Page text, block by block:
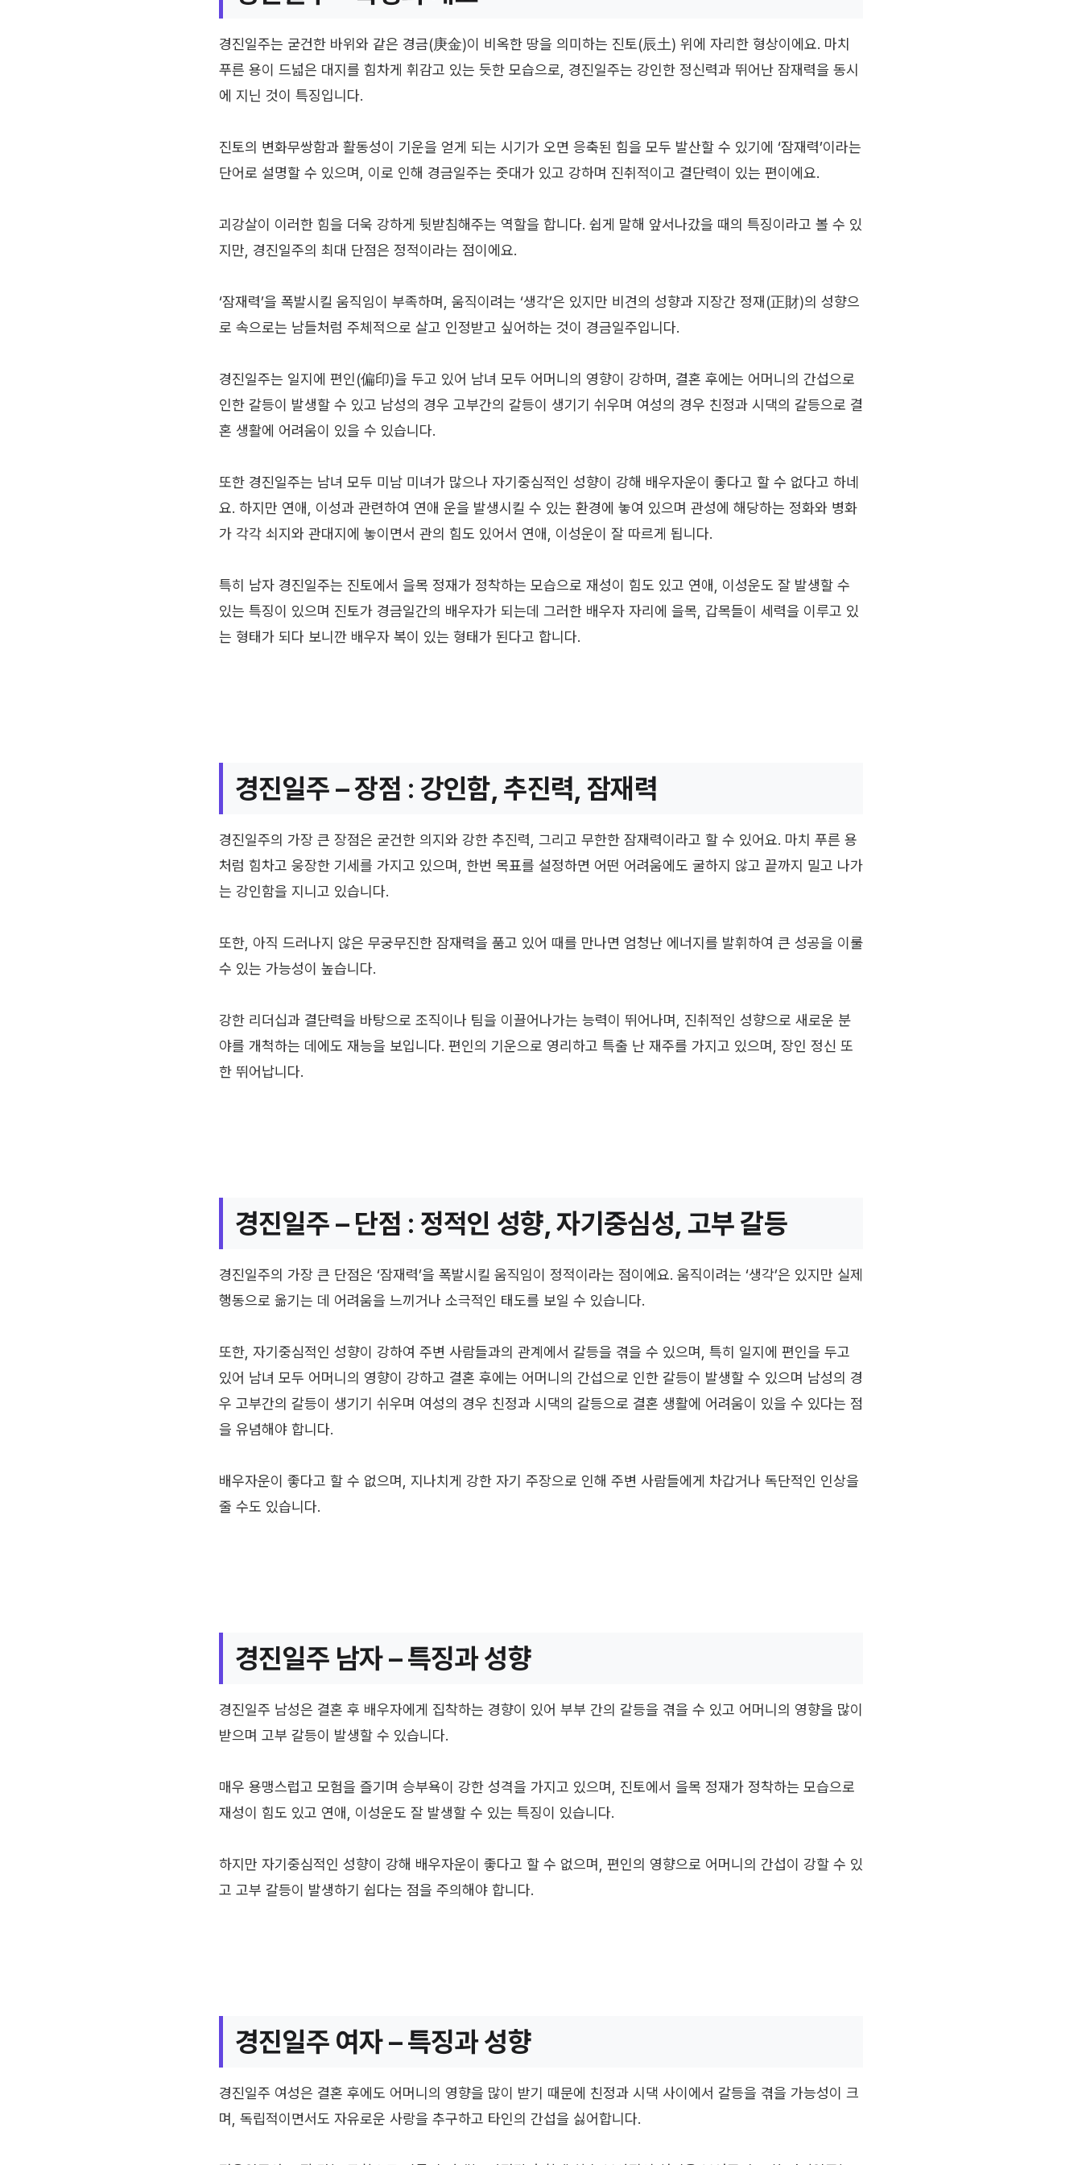
경진일주는 굳건한 바위와 같은 경금(庚金)이 비옥한 땅을 의미하는 진토(辰土) 위에 자리한 형상이에요. 마치
푸른 용이 드넓은 대지를 힘차게 휘감고 있는 듯한 모습으로, 경진일주는 강인한 정신력과 뛰어난 잠재력을 동시
에 지닌 것이 특징입니다.
진토의 변화무쌍함과 활동성이 기운을 얻게 되는 시기가 오면 응축된 힘을 모두 발산할 수 있기에 ‘잠재력’이라는
단어로 설명할 수 있으며, 이로 인해 경금일주는 줏대가 있고 강하며 진취적이고 결단력이 있는 편이에요.
괴강살이 이러한 힘을 더욱 강하게 뒷받침해주는 역할을 합니다. 쉽게 말해 앞서나갔을 때의 특징이라고 볼 수 있
지만, 경진일주의 최대 단점은 정적이라는 점이에요.
‘잠재력’을 폭발시킬 움직임이 부족하며, 움직이려는 ‘생각’은 있지만 비견의 성향과 지장간 정재(正財)의 성향으
로 속으로는 남들처럼 주체적으로 살고 인정받고 싶어하는 것이 경금일주입니다.
경진일주는 일지에 편인(偏印)을 두고 있어 남녀 모두 어머니의 영향이 강하며, 결혼 후에는 어머니의 간섭으로
인한 갈등이 발생할 수 있고 남성의 경우 고부간의 갈등이 생기기 쉬우며 여성의 경우 친정과 시댁의 갈등으로 결
혼 생활에 어려움이 있을 수 있습니다.
또한 경진일주는 남녀 모두 미남 미녀가 많으나 자기중심적인 성향이 강해 배우자운이 좋다고 할 수 없다고 하네
요. 하지만 연애, 이성과 관련하여 연애 운을 발생시킬 수 있는 환경에 놓여 있으며 관성에 해당하는 정화와 병화
가 각각 쇠지와 관대지에 놓이면서 관의 힘도 있어서 연애, 이성운이 잘 따르게 됩니다.
특히 남자 경진일주는 진토에서 을목 정재가 정착하는 모습으로 재성이 힘도 있고 연애, 이성운도 잘 발생할 수
있는 특징이 있으며 진토가 경금일간의 배우자가 되는데 그러한 배우자 자리에 을목, 갑목들이 세력을 이루고 있
는 형태가 되다 보니깐 배우자 복이 있는 형태가 된다고 합니다.
경진일주 – 장점 : 강인함, 추진력, 잠재력
경진일주의 가장 큰 장점은 굳건한 의지와 강한 추진력, 그리고 무한한 잠재력이라고 할 수 있어요. 마치 푸른 용
처럼 힘차고 웅장한 기세를 가지고 있으며, 한번 목표를 설정하면 어떤 어려움에도 굴하지 않고 끝까지 밀고 나가
는 강인함을 지니고 있습니다.
또한, 아직 드러나지 않은 무궁무진한 잠재력을 품고 있어 때를 만나면 엄청난 에너지를 발휘하여 큰 성공을 이룰
수 있는 가능성이 높습니다.
강한 리더십과 결단력을 바탕으로 조직이나 팀을 이끌어나가는 능력이 뛰어나며, 진취적인 성향으로 새로운 분
야를 개척하는 데에도 재능을 보입니다. 편인의 기운으로 영리하고 특출 난 재주를 가지고 있으며, 장인 정신 또
한 뛰어납니다.
경진일주 – 단점 : 정적인 성향, 자기중심성, 고부 갈등
경진일주의 가장 큰 단점은 ‘잠재력’을 폭발시킬 움직임이 정적이라는 점이에요. 움직이려는 ‘생각’은 있지만 실제
행동으로 옮기는 데 어려움을 느끼거나 소극적인 태도를 보일 수 있습니다.
또한, 자기중심적인 성향이 강하여 주변 사람들과의 관계에서 갈등을 겪을 수 있으며, 특히 일지에 편인을 두고
있어 남녀 모두 어머니의 영향이 강하고 결혼 후에는 어머니의 간섭으로 인한 갈등이 발생할 수 있으며 남성의 경
우 고부간의 갈등이 생기기 쉬우며 여성의 경우 친정과 시댁의 갈등으로 결혼 생활에 어려움이 있을 수 있다는 점
을 유념해야 합니다.
배우자운이 좋다고 할 수 없으며, 지나치게 강한 자기 주장으로 인해 주변 사람들에게 차갑거나 독단적인 인상을
줄 수도 있습니다.
경진일주 남자 – 특징과 성향
경진일주 남성은 결혼 후 배우자에게 집착하는 경향이 있어 부부 간의 갈등을 겪을 수 있고 어머니의 영향을 많이
받으며 고부 갈등이 발생할 수 있습니다.
매우 용맹스럽고 모험을 즐기며 승부욕이 강한 성격을 가지고 있으며, 진토에서 을목 정재가 정착하는 모습으로
재성이 힘도 있고 연애, 이성운도 잘 발생할 수 있는 특징이 있습니다.
하지만 자기중심적인 성향이 강해 배우자운이 좋다고 할 수 없으며, 편인의 영향으로 어머니의 간섭이 강할 수 있
고 고부 갈등이 발생하기 쉽다는 점을 주의해야 합니다.
경진일주 여자 – 특징과 성향
경진일주 여성은 결혼 후에도 어머니의 영향을 많이 받기 때문에 친정과 시댁 사이에서 갈등을 겪을 가능성이 크
며, 독립적이면서도 자유로운 사랑을 추구하고 타인의 간섭을 싫어합니다.